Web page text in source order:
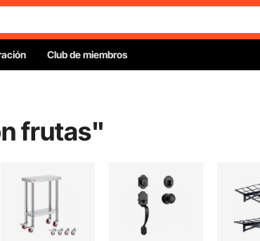
Club de miembros
frutas"